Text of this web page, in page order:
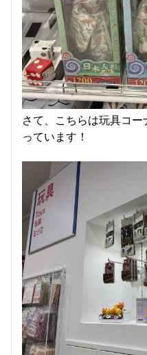
さて、こちらは玩具コ
っています！